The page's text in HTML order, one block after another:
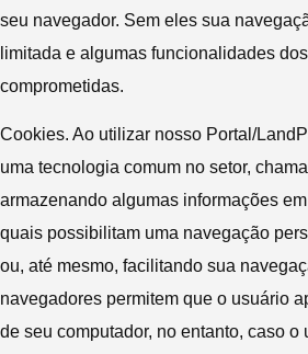
seu navegador. Sem eles sua
limitada e algumas funcionalidades
comprometidas.
Cookies. Ao utilizar nosso Portal/
uma tecnologia comum no setor,
armazenando algumas informações
quais possibilitam uma navegação
ou, até mesmo, facilitando sua
navegadores permitem que o usuário
de seu computador, no entanto, caso o